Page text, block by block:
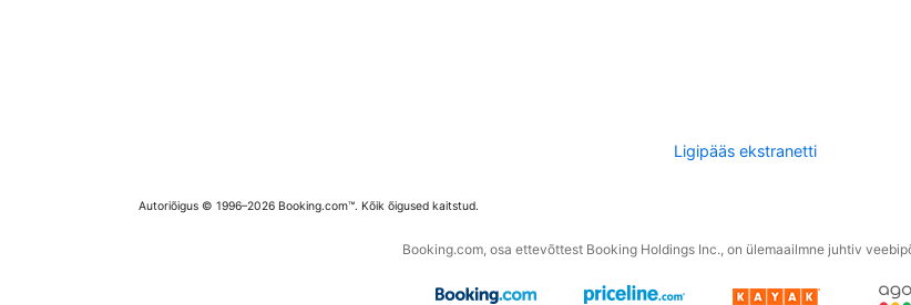
Ligipääs ekstranetti
Autoriõigus © 1996–2026 Booking.com™. Kõik õigused kaitstud.
Booking.com, osa ettevõttest Booking Holdings Inc., on ülemaailmne juhtiv